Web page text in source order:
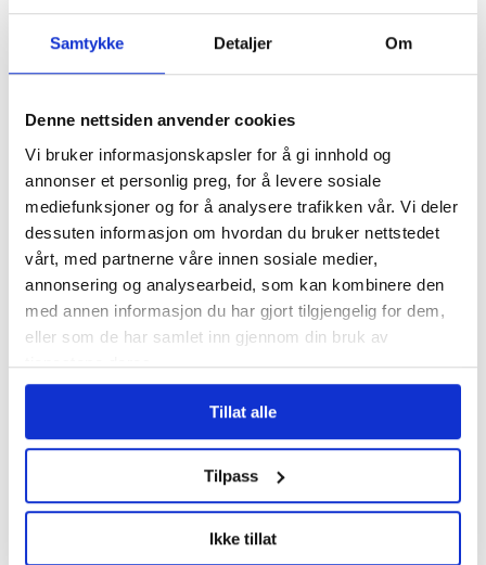
Samtykke Detaljer Om
Denne nettsiden anvender cookies
Vi bruker informasjonskapsler for å gi innhold og
annonser et personlig preg, for å levere sosiale
mediefunksjoner og for å analysere trafikken vår. Vi deler
dessuten informasjon om hvordan du bruker nettstedet
vårt, med partnerne våre innen sosiale medier,
annonsering og analysearbeid, som kan kombinere den
med annen informasjon du har gjort tilgjengelig for dem,
eller som de har samlet inn gjennom din bruk av
tjenestene deres.
Tillat alle
Tilpass
Ikke tillat
drivstoff
Forsker ber politikerne
utvide norgespris til
kommuner